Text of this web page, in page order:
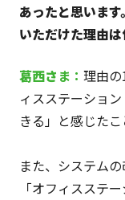
あったと思いま
いただけた理由
葛西さ ま： 理由
ィスステーショ
きる」と感じたこ
また、システム
「オフィスステ